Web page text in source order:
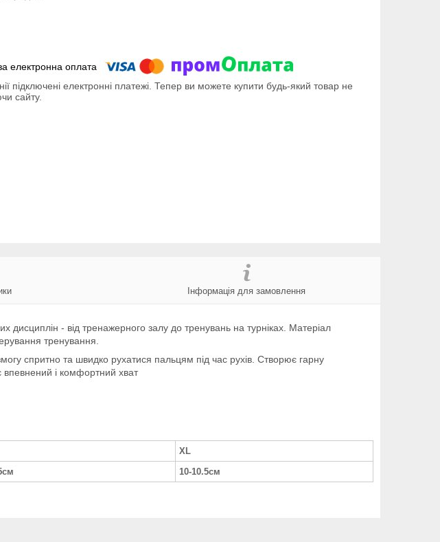
підключені електронні платежі. Тепер ви можете купити будь-який товар не
сайту.
Інформація для замовлення
дисциплін - від тренажерного залу до тренувань на турніках. Матеріал
тренування.
спритно та швидко рухатися пальцям під час рухів. Створює гарну
впевнений і комфортний хват
XL
10-10.5см